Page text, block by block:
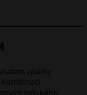
zpátky
loňského